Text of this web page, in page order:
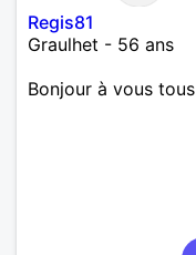
Regis81
Graulhet - 56 ans
Bonjour à vous tous